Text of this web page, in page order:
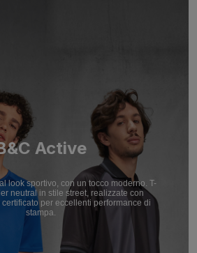
Active
look sportivo, con un tocco moderno. T-
neutral in stile street, realizzate con
per eccellenti performance di
stampa.